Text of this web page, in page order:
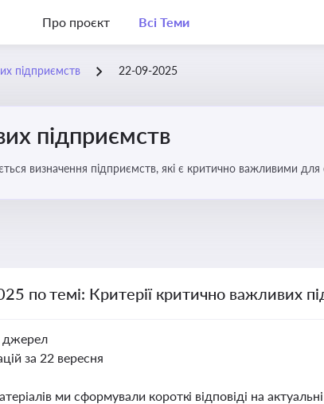
Про проєкт Всі Теми
підприємств 22-09-2025
підприємств
визначення підприємств, які є критично важливими
по темі: Критерії критично важливих
джерел
за 22 вересня
ми сформували короткі відповіді на